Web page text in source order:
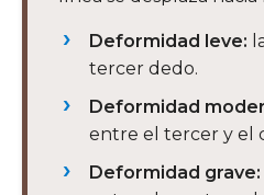
Deformidad leve:
tercer dedo.
Deformidad
entre el tercer y el
Deformidad grave: